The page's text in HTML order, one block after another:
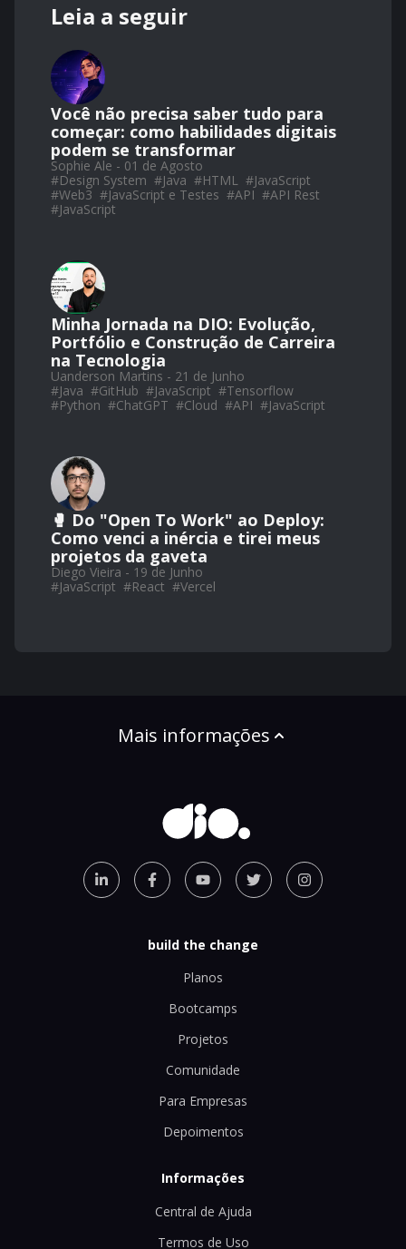
Leia a seguir
Você não precisa saber tudo para
começar: como habilidades digitais
podem se transformar
Sophie Ale - 01 de Agosto
#Design System #Java #HTML #JavaScript
#Web3 #JavaScript e Testes #API #API Rest
#JavaScript
Minha Jornada na DIO: Evolução,
Portfólio e Construção de Carreira
na Tecnologia
Uanderson Martins - 21 de Junho
#Java #GitHub #JavaScript #Tensorflow
#Python #ChatGPT #Cloud #API #JavaScript
🥊 Do "Open To Work" ao Deploy:
Como venci a inércia e tirei meus
projetos da gaveta
Diego Vieira - 19 de Junho
#JavaScript #React #Vercel
Mais informações
build the change
Planos
Bootcamps
Projetos
Comunidade
Para Empresas
Depoimentos
Informações
Central de Ajuda
Termos de Uso